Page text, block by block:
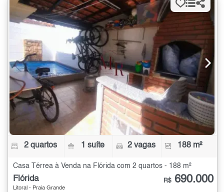
2 quartos 1 suíte 2 vagas 188 m²
Casa Térrea à Venda na Flórida com 2 quartos - 188 m²
Flórida
Litoral - Praia Grande
R$ 690.000